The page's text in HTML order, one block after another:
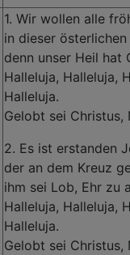
1. Wir wollen alle
in dieser
denn unser Heil hat
Halleluja, Halleluja,
Halleluja.
Gelobt sei Christus,
2. Es ist erstanden
der an dem Kreuz
ihm sei Lob, Ehr zu
Halleluja, Halleluja,
Halleluja.
Gelobt sei Christus,